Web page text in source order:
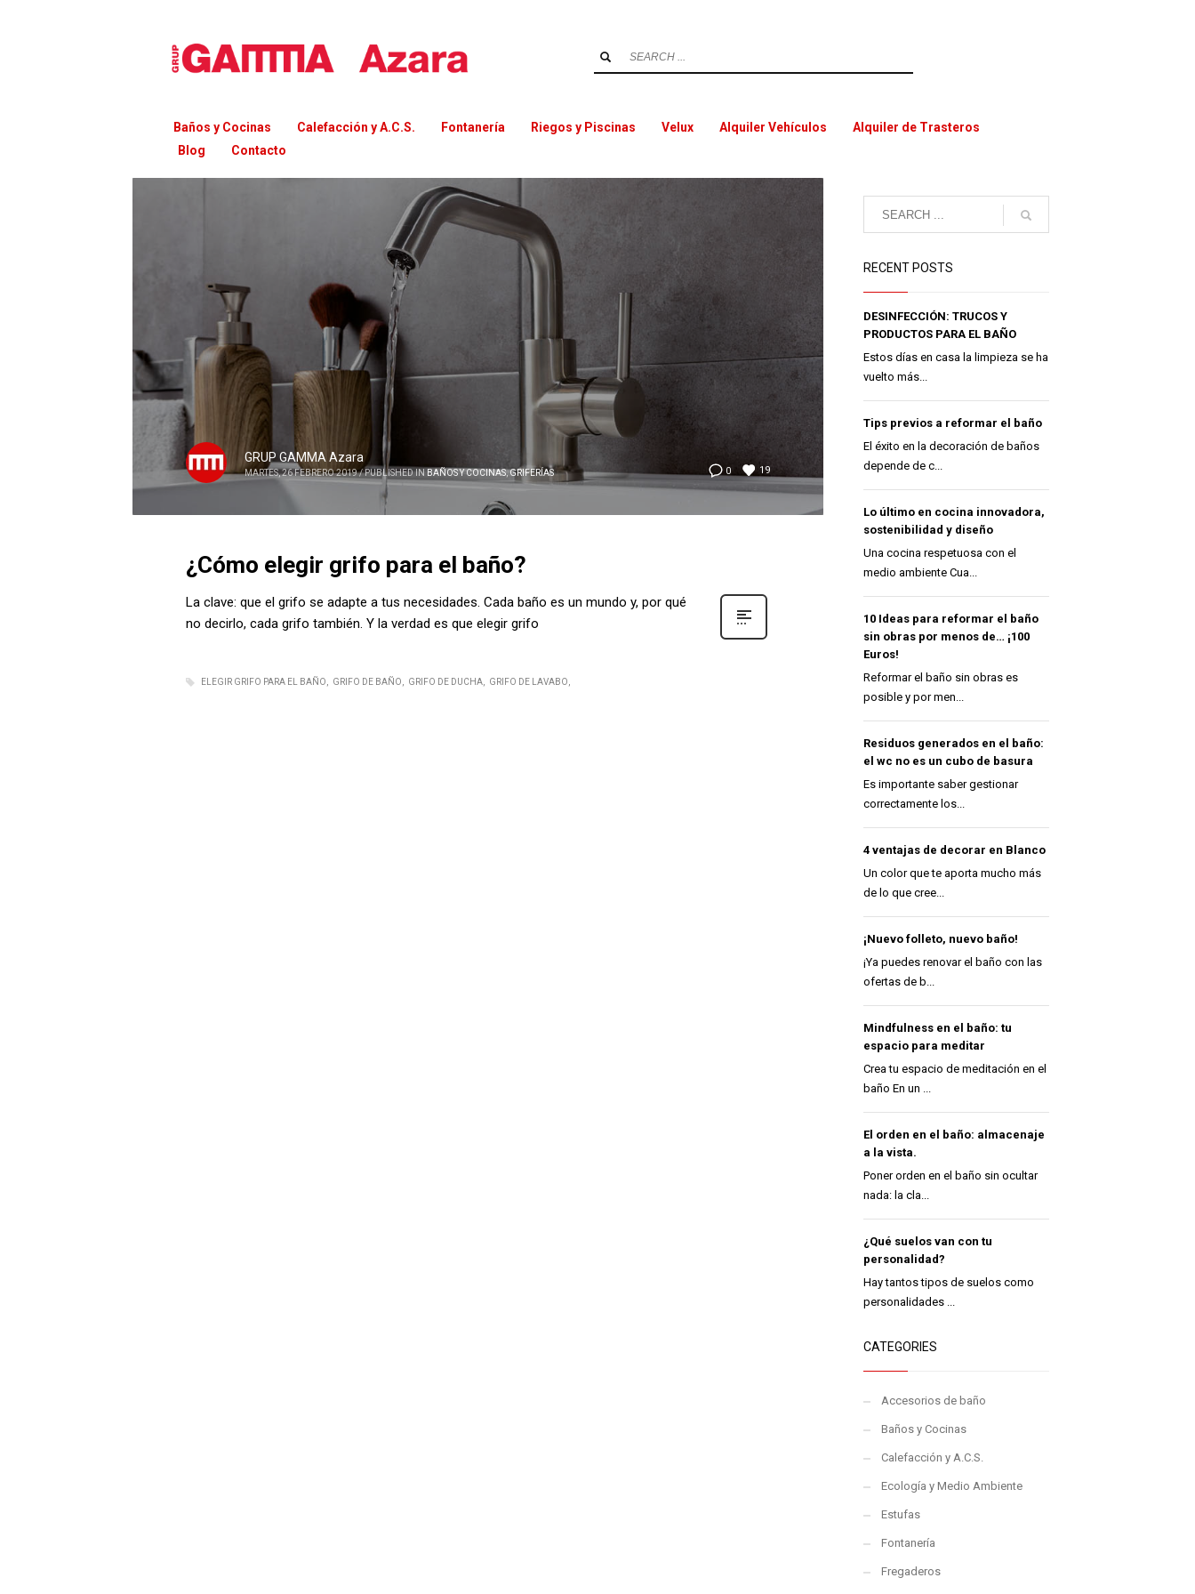
Baños y Cocinas Calefacción y A.C.S. Fontanería Riegos y Piscinas Velux Alquiler Vehículos
Alquiler de Trasteros
Blog
Contacto
0 19
GRUP GAMMA Azara
MARTES, 26 FEBRERO 2019/PUBLISHED IN BAÑOS Y COCINAS,GRIFERÍAS
¿Cómo elegir grifo para el baño?
La clave: que el grifo se adapte a tus necesidades. Cada baño es un mundo y, por qué
no decirlo, cada grifo también. Y la verdad es que elegir grifo
ELEGIR GRIFO PARA EL BAÑO GRIFO DE BAÑO GRIFO DE DUCHA GRIFO DE LAVABO
RECENT POSTS
DESINFECCIÓN: TRUCOS Y
PRODUCTOS PARA EL BAÑO
Estos días en casa la limpieza se ha
vuelto más...
Tips previos a reformar el baño
El éxito en la decoración de baños
depende de c...
Lo último en cocina innovadora,
sostenibilidad y diseño
Una cocina respetuosa con el
medio ambiente Cua...
10 Ideas para reformar el baño
sin obras por menos de… ¡100
Euros!
Reformar el baño sin obras es
posible y por men...
Residuos generados en el baño:
el wc no es un cubo de basura
Es importante saber gestionar
correctamente los...
4 ventajas de decorar en Blanco
Un color que te aporta mucho más
de lo que cree...
¡Nuevo folleto, nuevo baño!
¡Ya puedes renovar el baño con las
ofertas de b...
Mindfulness en el baño: tu
espacio para meditar
Crea tu espacio de meditación en el
baño En un ...
El orden en el baño: almacenaje
a la vista.
Poner orden en el baño sin ocultar
nada: la cla...
¿Qué suelos van con tu
personalidad?
Hay tantos tipos de suelos como
personalidades ...
CATEGORIES
Accesorios de baño
Baños y Cocinas
Calefacción y A.C.S.
Ecología y Medio Ambiente
Estufas
Fontanería
Fregaderos